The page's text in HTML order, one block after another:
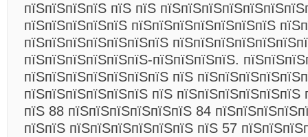
пїЅпїЅпїЅпїЅ пїЅ пїЅ
пїЅпїЅпїЅпїЅпїЅ пїЅпїЅпїЅпїЅпїЅпїЅпїЅ
пїЅпїЅпїЅпїЅпїЅпїЅпїЅ
пїЅпїЅпїЅпїЅпїЅпїЅ-пїЅпїЅпїЅпїЅ.
пїЅпїЅпїЅпїЅпїЅпїЅпїЅ пїЅ
пїЅпїЅпїЅпїЅпїЅпїЅ пїЅ пїЅпїЅпїЅпїЅпїЅпїЅ
пїЅ 88 пїЅпїЅпїЅпїЅпїЅпїЅ 84
пїЅпїЅ пїЅпїЅпїЅпїЅпїЅпїЅ пїЅ 57